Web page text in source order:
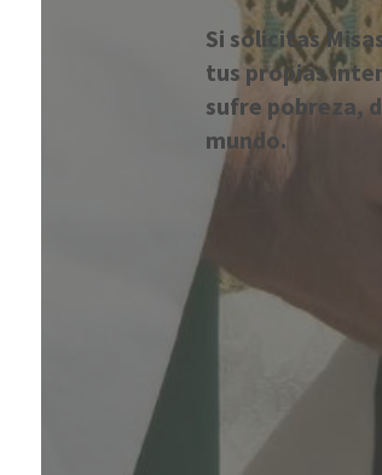
Si solicitas
tus propias
sufre pobreza,
mundo.